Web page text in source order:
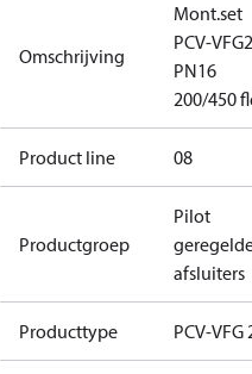
Omschrijving
Mont.set
PCV-
PN16
200/450
Product line 08
Productgroep
Pilot
afsluiters
Producttype PCV-VFG